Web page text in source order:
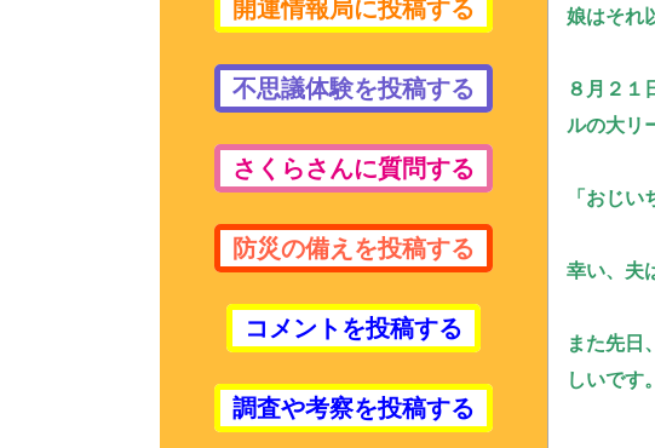
娘はそれ
８月２１
ルの大リ
「おじ
幸い、夫
また先日
しいです。
開運情報局に投稿する
不思議体験を投稿する
さくらさんに質問する
防災の備えを投稿する
コメントを投稿する
調査や考察を投稿する